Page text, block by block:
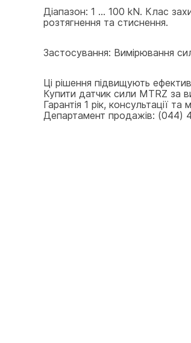
Діапазон: 1 ... 100 kN. Клас
розтягнення та стиснення.
Застосування: Вимірювання
Ці рішення підвищують
Купити датчик сили MTRZ за
Гарантія 1 рік,
Департамент продажів: (044)